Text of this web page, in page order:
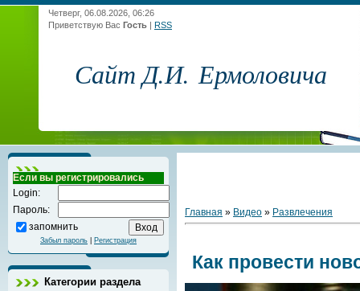
Четверг, 06.08.2026, 06:26
Приветствую Вас Гость | RSS
Сайт Д.И. Ермоловича
Если вы регистрировались
Login:
Пароль:
запомнить
Забыл пароль Регистрация
Категории раздела
Главная » Видео » Развлечения
Как провести